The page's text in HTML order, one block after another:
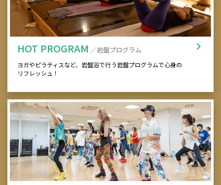
HOT PROGRAM ／岩盤プログラム
ヨガやピラティスなど、岩盤浴で行う岩盤プログラムで心身の
リフレッシュ！